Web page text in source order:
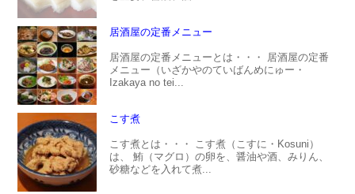
居酒屋の定番メニュー
居酒屋の定番メニューとは・・・ 居酒屋の定番
メニュー（いざかやのていばんめにゅー・
Izakaya no tei...
こす煮
こす煮とは・・・ こす煮（こすに・Kosuni）
は、 鮪（マグロ）の卵を、醤油や酒、みりん、
砂糖などを入れて煮...